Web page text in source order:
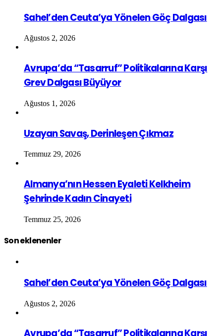
Sahel’den Ceuta’ya Yönelen Göç Dalgası
Ağustos 2, 2026
Avrupa’da “Tasarruf” Politikalarına Karşı
Grev Dalgası Büyüyor
Ağustos 1, 2026
Uzayan Savaş, Derinleşen Çıkmaz
Temmuz 29, 2026
Almanya’nın Hessen Eyaleti Kelkheim
Şehrinde Kadın Cinayeti
Temmuz 25, 2026
Son eklenenler
Sahel’den Ceuta’ya Yönelen Göç Dalgası
Ağustos 2, 2026